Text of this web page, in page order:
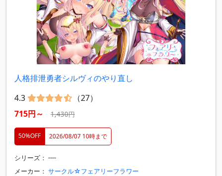
人格排泄勇者シルヴィのやり直し
4.3
（27）
715円～
1,430円
50%OFF 2026/08/07 10時まで
シリーズ： ----
メーカー： サークル☆フェアリーフラワー